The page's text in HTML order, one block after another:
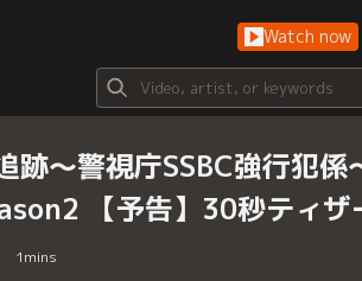
Watch now
跡～警視庁SSBC強行犯係
【予告】30秒ティザ
1mins